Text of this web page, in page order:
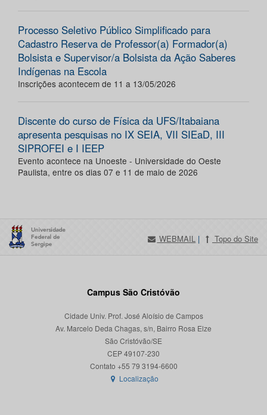
Processo Seletivo Público Simplificado para
Cadastro Reserva de Professor(a) Formador(a)
Bolsista e Supervisor/a Bolsista da Ação Saberes
Indígenas na Escola
Inscrições acontecem de 11 a 13/05/2026
Discente do curso de Física da UFS/Itabaiana
apresenta pesquisas no IX SEIA, VII SIEaD, III
SIPROFEI e I IEEP
Evento acontece na Unoeste - Universidade do Oeste
Paulista, entre os dias 07 e 11 de maio de 2026
WEBMAIL | Topo do Site
Campus São Cristóvão
Cidade Univ. Prof. José Aloísio de Campos
Av. Marcelo Deda Chagas, s/n, Bairro Rosa Elze
São Cristóvão/SE
CEP 49107-230
Localização